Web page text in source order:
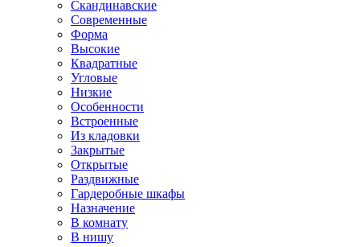
Скандинавские
Современные
Форма
Высокие
Квадратные
Угловые
Низкие
Особенности
Встроенные
Из кладовки
Закрытые
Открытые
Раздвижные
Гардеробные шкафы
Назначение
В комнату
В нишу